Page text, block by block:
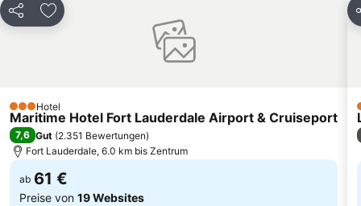
Marlins Ballpark
South Beach Food and Wine Festival
Miami-Dade Public Library
Teilen Zu Favoriten hinzufügen
3 Sterne
Hotel
Maritime Hotel Fort Lauderdale Airport & Cruiseport
7,6 Gut (2.351 Bewertungen)
Fort Lauderdale, 6.0 km bis Zentrum
ab 61 €
Preise von 19 Websites